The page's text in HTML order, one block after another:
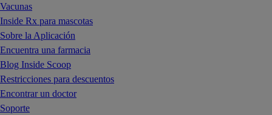
Vacunas
Inside Rx para mascotas
Sobre la Aplicación
Encuentra una farmacia
Blog Inside Scoop
Restricciones para descuentos
Encontrar un doctor
Soporte